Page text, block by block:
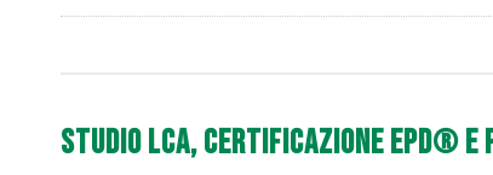
Studio LCA, certificazione EPD® e